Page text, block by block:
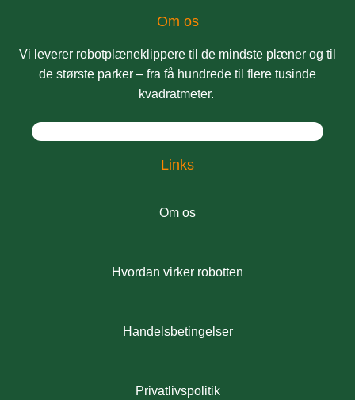
Om os
Vi leverer robotplæneklippere til de mindste plæner og til
de største parker – fra få hundrede til flere tusinde
kvadratmeter.
Links
Om os
Hvordan virker robotten
Handelsbetingelser
Privatlivspolitik